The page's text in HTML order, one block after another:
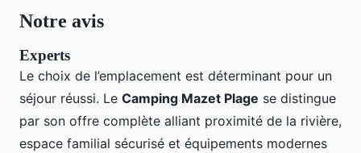
Notre avis
Experts
Le choix de l’emplacement est déterminant pour un
séjour réussi. Le Camping Mazet Plage se distingue
par son offre complète alliant proximité de la rivière,
espace familial sécurisé et équipements modernes